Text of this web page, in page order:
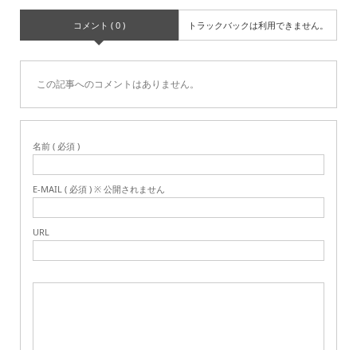
コメント ( 0 ) トラックバックは利用できません。
この記事へのコメントはありません。
名前 ( 必須 )
E-MAIL ( 必須 ) ※ 公開されません
URL